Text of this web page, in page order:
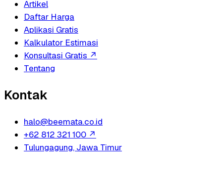
Artikel
Daftar Harga
Aplikasi Gratis
Kalkulator Estimasi
Konsultasi Gratis ↗
Tentang
Kontak
halo@beemata.co.id
+62 812 321 100 ↗
Tulungagung, Jawa Timur